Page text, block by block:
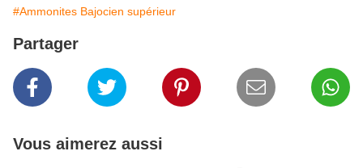
#Ammonites Bajocien supérieur
Partager
Vous aimerez aussi